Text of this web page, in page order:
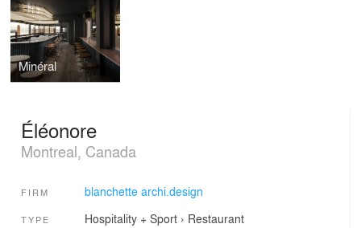
Minéral
Éléonore
Montreal, Canada
FIRM blanchette archi.design
TYPE Hospitality + Sport› Restaurant